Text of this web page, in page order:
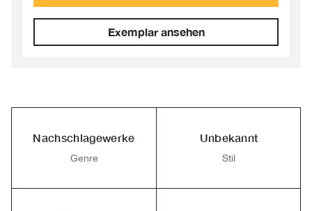
Exemplar ansehen
Nachschlagewerke
Genre
Unbekannt
Stil